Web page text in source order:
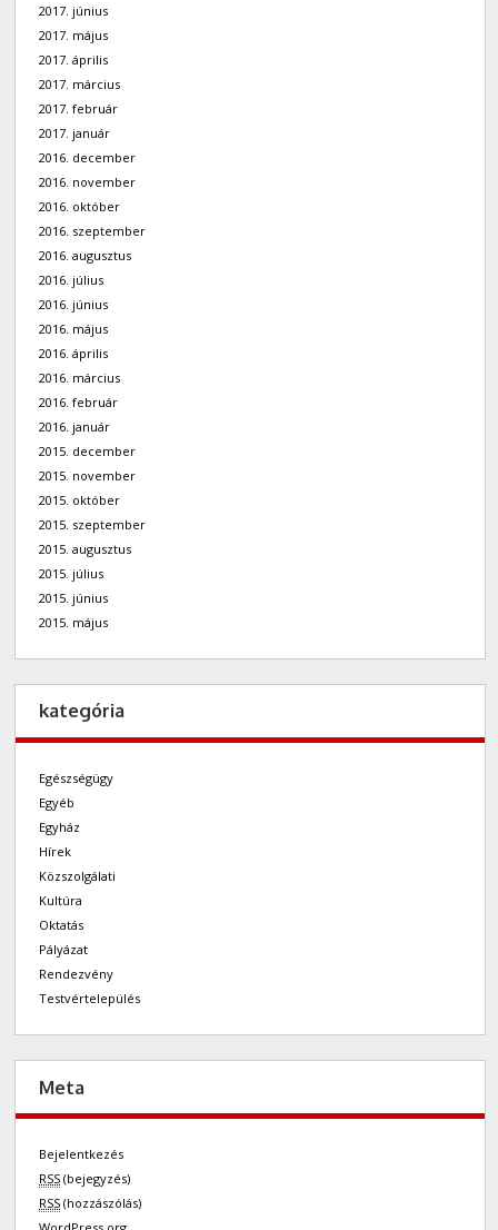
2017. június
2017. május
2017. április
2017. március
2017. február
2017. január
2016. december
2016. november
2016. október
2016. szeptember
2016. augusztus
2016. július
2016. június
2016. május
2016. április
2016. március
2016. február
2016. január
2015. december
2015. november
2015. október
2015. szeptember
2015. augusztus
2015. július
2015. június
2015. május
kategória
Egészségügy
Egyéb
Egyház
Hírek
Közszolgálati
Kultúra
Oktatás
Pályázat
Rendezvény
Testvértelepülés
Meta
Bejelentkezés
RSS (bejegyzés)
RSS (hozzászólás)